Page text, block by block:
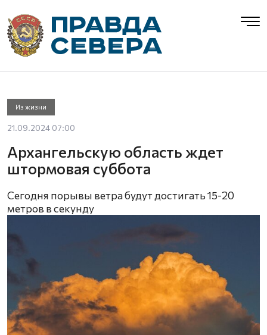
Из жизни
21.09.2024 07:00
Архангельскую область ждет
штормовая суббота
Сегодня порывы ветра будут достигать 15-20
метров в секунду